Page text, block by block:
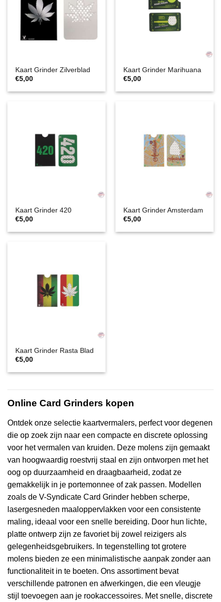
Kaart Grinder Zilverblad
€5,00
Kaart Grinder Marihuana
€5,00
Kaart Grinder 420
€5,00
Kaart Grinder Amsterdam
€5,00
Kaart Grinder Rasta Blad
€5,00
Online Card Grinders kopen
Ontdek onze selectie kaartvermalers, perfect voor degenen
die op zoek zijn naar een compacte en discrete oplossing
voor het vermalen van kruiden. Deze molens zijn gemaakt
van hoogwaardig roestvrij staal en zijn ontworpen met het
oog op duurzaamheid en draagbaarheid, zodat ze
gemakkelijk in je portemonnee of zak passen. Modellen
zoals de V-Syndicate Card Grinder hebben scherpe,
lasergesneden maaloppervlakken voor een consistente
maling, ideaal voor een snelle bereiding. Door hun lichte,
platte ontwerp zijn ze favoriet bij zowel reizigers als
gelegenheidsgebruikers. In tegenstelling tot grotere
molens bieden ze een minimalistische aanpak zonder aan
functionaliteit in te boeten. Ons assortiment bevat
verschillende patronen en afwerkingen, die een vleugje
stijl toevoegen aan je rookaccessoires. Met snelle, discrete